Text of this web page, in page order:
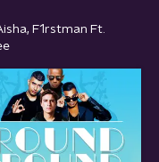
F1rstman Ft.